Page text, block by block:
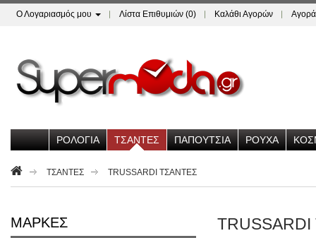
Ο Λογαριασμός μου Λίστα Επιθυμιών (0) Καλάθι Αγορών Αγορά
ΡΟΛΟΓΙΑ ΤΣΑΝΤΕΣ ΠΑΠΟΥΤΣΙΑ ΡΟΥΧΑ
ΤΣΑΝΤΕΣ TRUSSARDI ΤΣΑΝΤΕΣ
ΜΆΡΚΕΣ